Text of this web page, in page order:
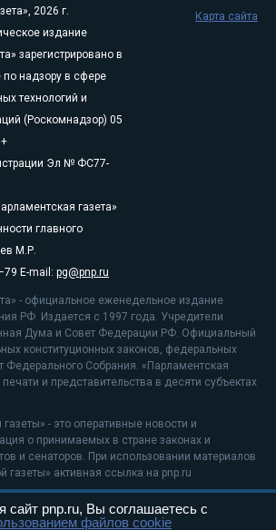
2026 г.
издание
зарегистрировано в
надзору в сфере
технологий и
(Роскомнадзор) 05
Эл № ФС77-
газета»
главного
М.Р.
E-mail: pg@pnp.ru
- официальное еженедельное издание
РФ. Издается с 1997 года. Учредители
Дума и Совет Федерации РФ. Официальный
конституционных законов, федеральных
Федерального Собрания. «Парламентская
и представительства в десяти субъектах
- это оперативные новости и
о принимаемых в стране законах и
и сенаторов. При использовании материалов
газеты» активная ссылка на pnp.ru
применяютсярекомендательные
Карта сайта
сайт pnp.ru, Вы соглашаетесь с
файлов cookie